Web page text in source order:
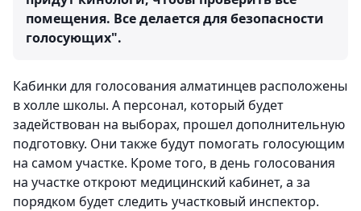
помещения. Все делается для безопасности
голосующих".
Кабинки для голосования алматинцев расположены
в холле школы. А персонал, который будет
задействован на выборах, прошел дополнительную
подготовку. Они также будут помогать голосующим
на самом участке. Кроме того, в день голосования
на участке откроют медицинский кабинет, а за
порядком будет следить участковый инспектор.